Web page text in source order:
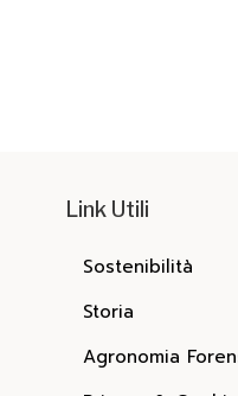
Link Utili
Sostenibilità
Storia
Agronomia